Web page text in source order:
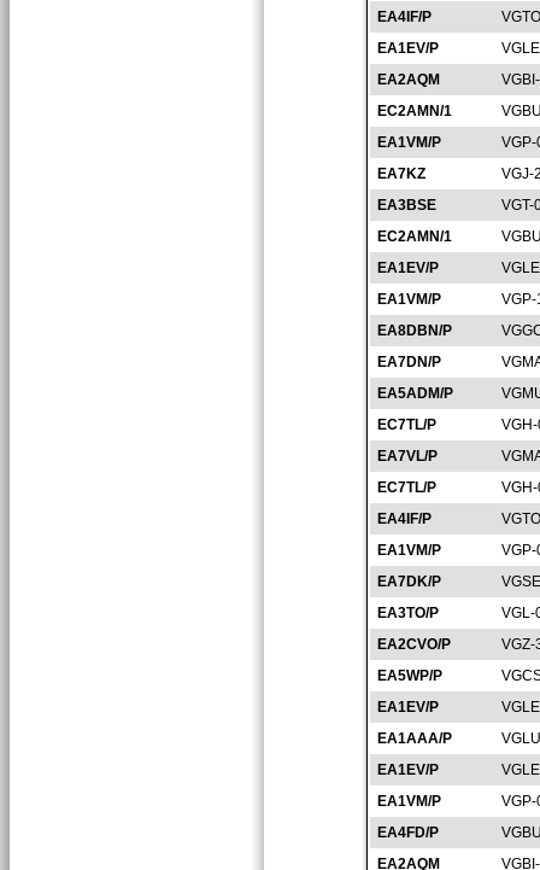
EA4IF/P
EA1EV/P
EA2AQM
EC2AMN/1
EA1VM/P
EA7KZ
VGJ-
EA3BSE
VGT-
EC2AMN/1
EA1EV/P
EA1VM/P
EA8DBN/P
EA7DN/P
EA5ADM/P
EC7TL/P
EA7VL/P
EC7TL/P
EA4IF/P
EA1VM/P
EA7DK/P
EA3TO/P
VGL-
EA2CVO/P
VGZ-
EA5WP/P
EA1EV/P
EA1AAA/P
EA1EV/P
EA1VM/P
EA4FD/P
EA2AQM